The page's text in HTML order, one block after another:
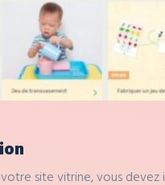
site vitrine, vous devez